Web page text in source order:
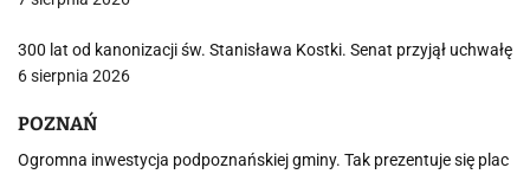
300 lat od kanonizacji św. Stanisława Kostki. Senat przyjął uchwałę
6 sierpnia 2026
POZNAŃ
Ogromna inwestycja podpoznańskiej gminy. Tak prezentuje się plac